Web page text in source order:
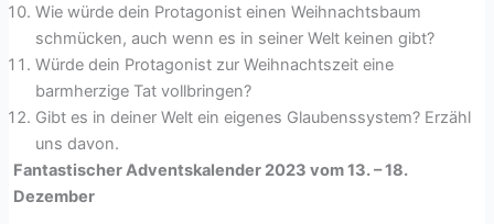
Wie würde dein Protagonist einen Weihnachtsbaum
schmücken, auch wenn es in seiner Welt keinen gibt?
Würde dein Protagonist zur Weihnachtszeit eine
barmherzige Tat vollbringen?
Gibt es in deiner Welt ein eigenes Glaubenssystem? Erzähl
uns davon.
Fantastischer Adventskalender 2023 vom 13. – 18.
Dezember